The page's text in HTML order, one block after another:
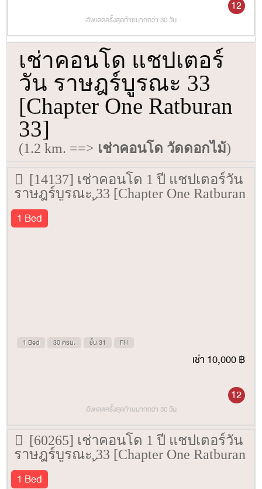
12
อัพเดตครั้งสุดท้ายมากกว่า 30 วัน
เช่าคอนโด แชปเตอร์
วัน ราษฎร์บูรณะ 33
[Chapter One Ratburan
33]
(1.2 km. ==> เช่าคอนโด วัดดอกไม้)
[14137] เช่าคอนโด 1 ปี แชปเตอร์วัน
ราษฎร์บูรณะ 33 [Chapter One Ratburan
33] 30 ตรม. ชั้น 31
1 Bed
1 Bed 30 ตรม. ชั้น 31 FH
เช่า 10,000 ฿
12
อัพเดตครั้งสุดท้ายมากกว่า 30 วัน
[60265] เช่าคอนโด 1 ปี แชปเตอร์วัน
ราษฎร์บูรณะ 33 [Chapter One Ratburan
33] 29 ตรม. ชั้น 12
1 Bed